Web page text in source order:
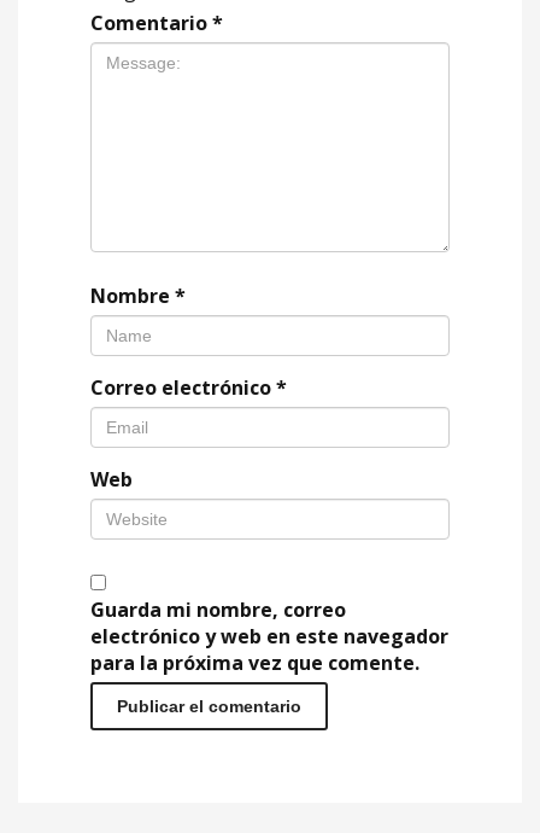
Comentario*
Nombre *
Correo electrónico*
Web
Guarda mi nombre, correo
electrónico y web en este navegador
para la próxima vez que comente.